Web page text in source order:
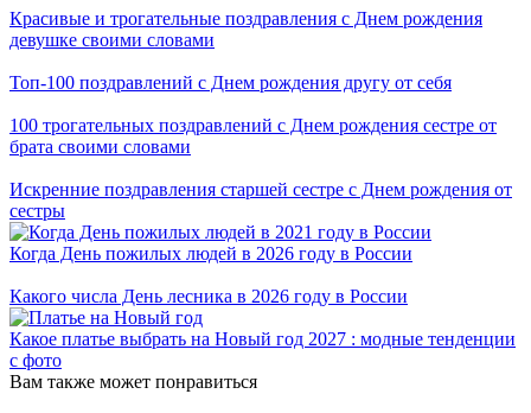
Красивые и трогательные поздравления с Днем рождения
девушке своими словами
Топ-100 поздравлений с Днем рождения другу от себя
100 трогательных поздравлений с Днем рождения сестре от
брата своими словами
Искренние поздравления старшей сестре с Днем рождения от
сестры
Когда День пожилых людей в 2026 году в России
Какого числа День лесника в 2026 году в России
Какое платье выбрать на Новый год 2027 : модные тенденции
с фото
Вам также может понравиться